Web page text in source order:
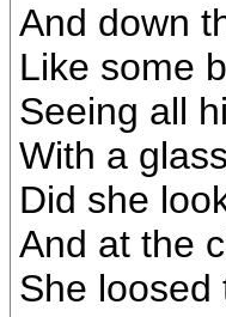
And down
Like some
Seeing all
With a
Did she
And at the
She loosed